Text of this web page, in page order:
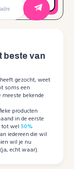
beste van
gezocht, weet
soms een
bekende
producten
in de eerste
tot wel50%
iedereen die wil
wil je nu
echt waar).